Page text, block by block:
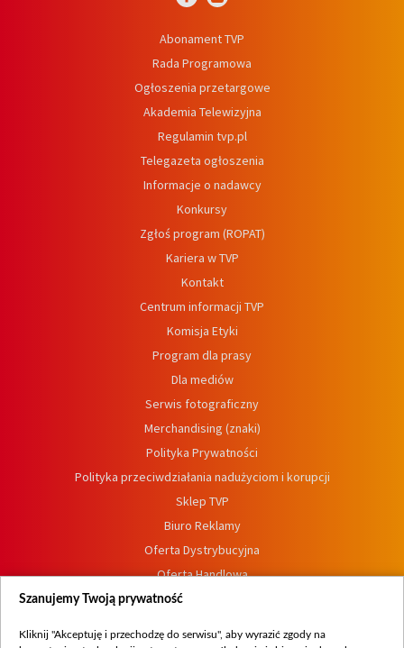
Abonament TVP
Rada Programowa
Ogłoszenia przetargowe
Akademia Telewizyjna
Regulamin tvp.pl
Telegazeta ogłoszenia
Informacje o nadawcy
Konkursy
Zgłoś program (ROPAT)
Kariera w TVP
Kontakt
Centrum informacji TVP
Komisja Etyki
Program dla prasy
Dla mediów
Serwis fotograficzny
Merchandising (znaki)
Polityka Prywatności
Polityka przeciwdziałania nadużyciom i korupcji
Sklep TVP
Biuro Reklamy
Oferta Dystrybucyjna
Oferta Handlowa
Dostępność
Szanujemy Twoją prywatność
Kliknij "Akceptuję i przechodzę do serwisu", aby wyrazić zgody na